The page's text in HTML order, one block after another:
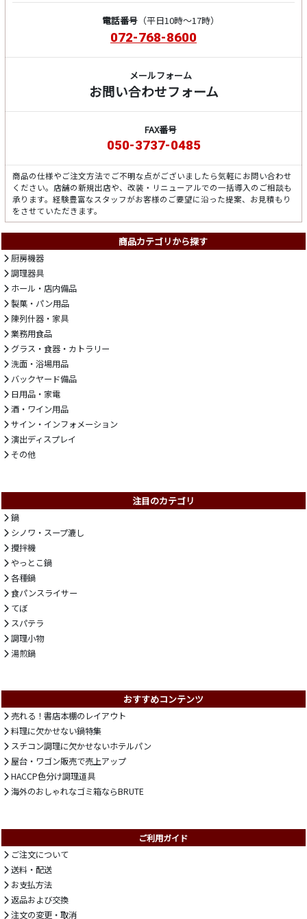
電話番号（平日10時～17時）
072-768-8600
メールフォーム
お問い合わせフォーム
FAX番号
050-3737-0485
商品の仕様やご注文方法でご不明な点がございましたら気軽にお問い合わせ
ください。店舗の新規出店や、改装・リニューアルでの一括導入のご相談も
承ります。経験豊富なスタッフがお客様のご要望に沿った提案、お見積もり
をさせていただきます。
商品カテゴリから探す
厨房機器
調理器具
ホール・店内備品
製菓・パン用品
陳列什器・家具
業務用食品
グラス・食器・カトラリー
洗面・浴場用品
バックヤード備品
日用品・家電
酒・ワイン用品
サイン・インフォメーション
演出ディスプレイ
その他
注目のカテゴリ
鍋
シノワ・スープ漉し
攪拌機
やっとこ鍋
各種鍋
食パンスライサー
てぼ
スパテラ
調理小物
湯煎鍋
おすすめコンテンツ
売れる！書店本棚のレイアウト
料理に欠かせない鍋特集
スチコン調理に欠かせないホテルパン
屋台・ワゴン販売で売上アップ
HACCP色分け調理道具
海外のおしゃれなゴミ箱ならBRUTE
ご利用ガイド
ご注文について
送料・配送
お支払方法
返品および交換
注文の変更・取消